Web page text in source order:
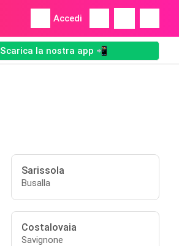
Accedi
Scarica la nostra app 📲
Sarissola
Busalla
Costalovaia
Savignone